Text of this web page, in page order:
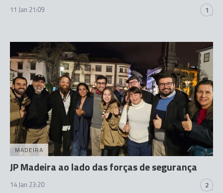
11 Jan 21:09 1
MADEIRA
JP Madeira ao lado das forças de segurança
14 Jan 23:20 2